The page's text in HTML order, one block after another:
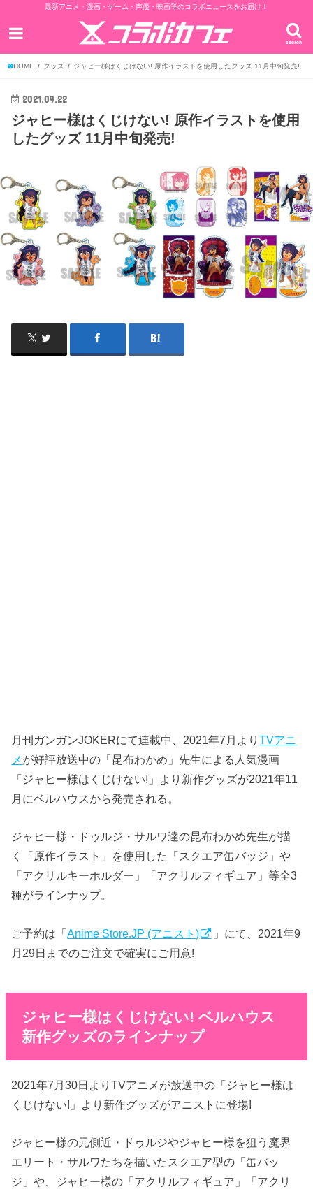
最新アニメ・漫画・ゲーム・声優・映画等のコラボニュースをお届け！
search
HOME グッズ ジャヒー様はくじけない! 原作イラストを使用したグッズ 11月中旬発売!
2021.09.22
ジャヒー様はくじけない! 原作イラストを使用
したグッズ 11月中旬発売!
月刊ガンガンJOKERにて連載中、2021年7月よりTVアニ
メ が好評放送中の「昆布わかめ」先生による人気漫画
「ジャヒー様はくじけない!」より新作グッズが2021年11
月にベルハウスから発売される。
ジャヒー様・ドゥルジ・サルワ達の昆布わかめ先生が描
く「原作イラスト」を使用した「スクエア缶バッジ」や
「アクリルキーホルダー」「アクリルフィギュア」等全3
種がラインナップ。
ご予約は「Anime Store.JP (アニスト)
」にて、2021年9
月29日までのご注文で確実にご用意!
ジャヒー様はくじけない! ベルハウス
新作グッズのラインナップ
2021年7月30日よりTVアニメが放送中の「ジャヒー様は
くじけない!」より新作グッズがアニストに登場!
ジャヒー様の元側近・ドゥルジやジャヒー様を狙う魔界
エリート・サルワたちを描いたスクエア型の「缶バッ
ジ」や、ジャヒー様の「アクリルフィギュア」「アクリ